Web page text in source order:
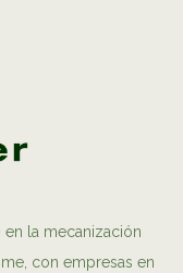
en la mecanización
con empresas en